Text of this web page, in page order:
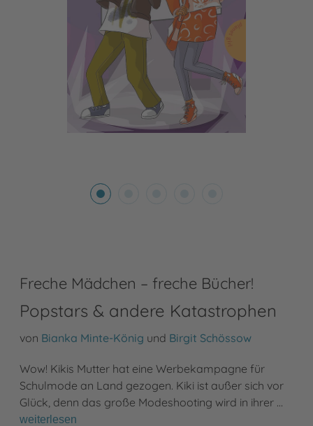
Freche Mädchen – freche Bücher!
Popstars & andere Katastrophen
von Bianka Minte-König und Birgit Schössow
Wow! Kikis Mutter hat eine Werbekampagne für
Schulmode an Land gezogen. Kiki ist außer sich vor
Glück, denn das große Modeshooting wird in ihrer …
weiterlesen